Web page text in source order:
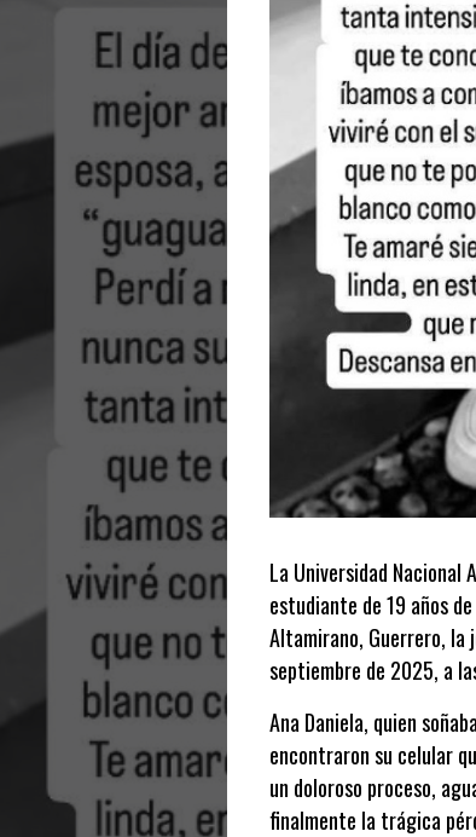
La Universidad Nacional
estudiante de 19 años
Altamirano, Guerrero, la
septiembre de 2025, a
Ana Daniela, quien
encontraron su celular
un doloroso proceso,
finalmente la trágica